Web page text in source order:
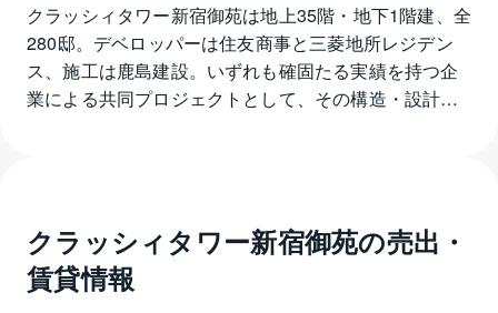
クラッシィタワー新宿御苑は地上35階・地下1階建、全
280邸。デベロッパーは住友商事と三菱地所レジデン
ス、施工は鹿島建設。いずれも確固たる実績を持つ企
業による共同プロジェクトとして、その構造・設計・
常に取り入れながら、東京メトロ丸ノ内線「新宿御苑
前」駅徒歩4分をはじめとする4駅5路線の優れた交通網
を享受する、まさに“都市と自然の結節点”に誕生したマ
クラッシィタワー新宿御苑の売出・
賃貸情報